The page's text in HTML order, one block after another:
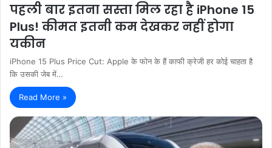
पहली बार इतना सस्ता मिल रहा है iPhone 15
Plus! कीमत इतनी कम देखकर नहीं होगा
यकीन
iPhone 15 Plus Price Cut: Apple के फोन के हैं काफी क्रेजी हर कोई चाहता है
कि उसकी जेब में…
Read More »